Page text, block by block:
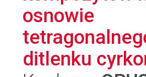
osnowie
ditlenku